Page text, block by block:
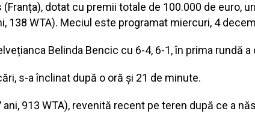
dotat cu premii totale de 100.000 de euro,
138 WTA). Meciul este programat miercuri, 4
Belinda Bencic cu 6-4, 6-1, în prima rundă
s-a înclinat după o oră și 21 de minute.
913 WTA), revenită recent pe teren după ce a